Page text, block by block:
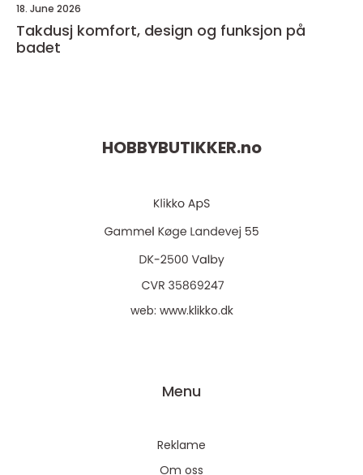
18. June 2026
Takdusj komfort, design og funksjon på
badet
HOBBYBUTIKKER.no
web: www.klikko.dk
Menu
Reklame
Om oss